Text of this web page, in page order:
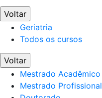
Voltar
Geriatria
Todos os cursos
Voltar
Mestrado Acadêmico
Mestrado Profissional